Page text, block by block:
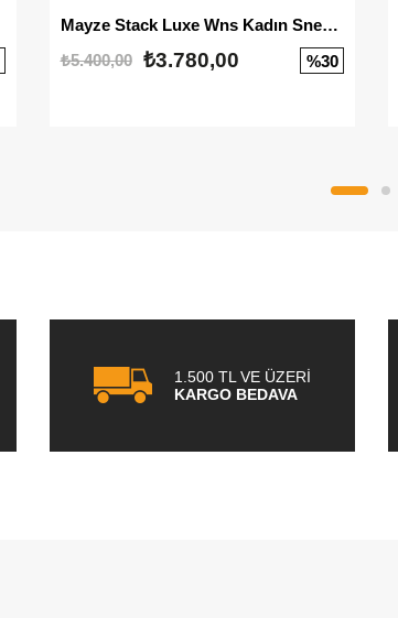
Mayze Stack Luxe Wns Kadın Sneaker
₺5.400,00
₺3.780,00 %30
1.500 TL VE ÜZERİ
KARGO BEDAVA